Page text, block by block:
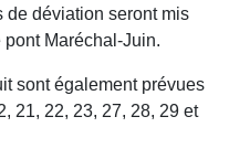
de déviation seront mis
Maréchal-Juin.
sont également prévues
21, 22, 23, 27, 28, 29 et